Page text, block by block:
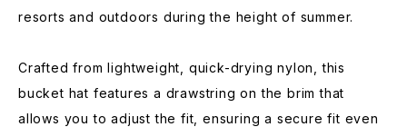
resorts and outdoors during the height of summer.
Crafted from lightweight, quick-drying nylon, this
bucket hat features a drawstring on the brim that
allows you to adjust the fit, ensuring a secure fit even